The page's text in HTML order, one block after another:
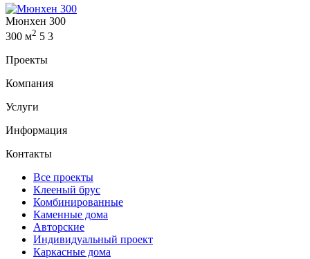
Мюнхен 300
300 м2 5 3
Проекты
Компания
Услуги
Информация
Контакты
Все проекты
Клееный брус
Комбинированные
Каменные дома
Авторские
Индивидуальный проект
Каркасные дома